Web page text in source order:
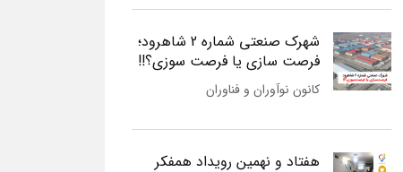
شهرک صنعتی شماره 2 شاهرود؛
فرصت سازی یا فرصت سوزی؟!!
کانون نوآوران و فناوران
هفتاد و نهمین رویداد همفکر